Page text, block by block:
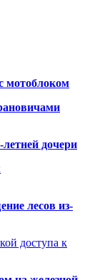
мотоблоком
дочери
лесов из-
доступа к